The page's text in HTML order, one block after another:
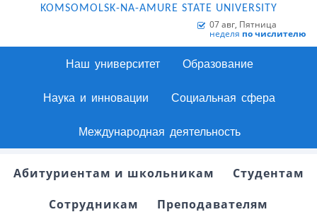
KOMSOMOLSK-NA-AMURE STATE UNIVERSITY
07 авг, Пятница
неделя по числителю
Наш университет Образование
Наука и инновации Социальная сфера
Международная деятельность
Абитуриентам и школьникам
Студентам
Сотрудникам
Преподавателям